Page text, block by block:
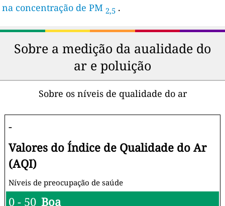
na concentração de PM 2,5 .
Sobre a medição da aualidade do
ar e poluição
Sobre os níveis de qualidade do ar
-
Valores do Índice de Qualidade do Ar
(AQI)
Níveis de preocupação de saúde
0 - 50 Boa